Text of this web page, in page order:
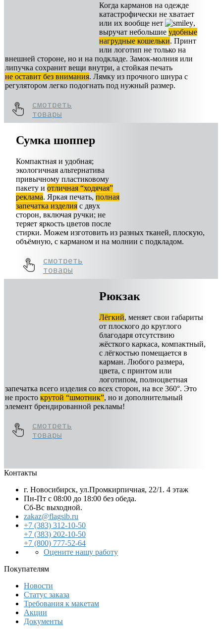
Когда карманов на одежде
катастрофически не хватает
или их вообще нет
,
выручат небольшие удобные
нагрудные кошельки. Принт
или логотип не только на
внешней стороне, но и на подкладе. Замок-молния или
липучка сохранит вещи внутри, а стойкая печать
не оставит без внимания. Лямку из прочного шнура с
регулятором легко подогнать под нужный размер.
смотреть
товары
Сумка шоппер
Компактная и удобная;
экологичная альтернатива
привычному пластиковому
пакету и отличная “ходячая”
реклама. Яркая печать, полная
запечатка изделия с двух
сторон, включая ручки; не
теряет яркость цветов после
стирки. Можем изготовить из разных тканей, плоскую,
объёмную, с карманом и на молнии с подкладом.
смотреть
товары
Рюкзак
Лёгкий, меняет свои габариты
от плоского до круглого
благодаря отсутствию
жёсткого каркаса, компактный,
с лёгкостью помещается в
карман. Любого размера,
цвета, с принтом или
логотипом, полноцветная
запечатка всего изделия со всех сторон, на все 360°. Это
не просто крутой “шмотник”, но и дополнительный
элемент брендированной рекламы!
смотреть
товары
Контакты
г. Новосибирск, ул.Промкирпичная, 22/1. 4 этаж
Пн-Пт с 08:00 до 18:00 без обеда.
Сб-Вс выходной.
zakaz@flagsib.ru
+7 (383) 312-10-50
+7 (383) 202-10-50
+7 (800) 777-52-64
Оцените нашу работу
Покупателям
Новости
Статус заказа
Требования к макетам
Акции
Документы